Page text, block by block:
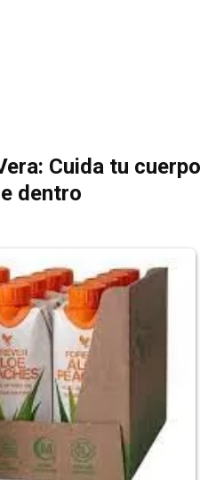
Cuida tu cuerpo
dentro